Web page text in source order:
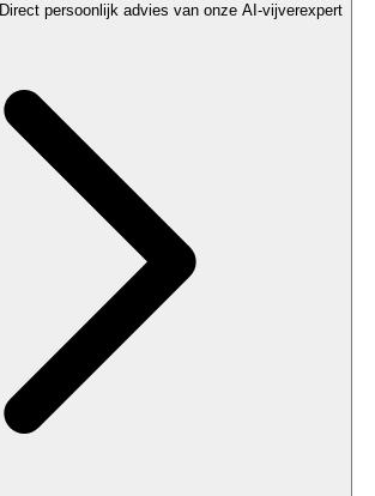
Direct persoonlijk advies van onze AI-vijverexpert